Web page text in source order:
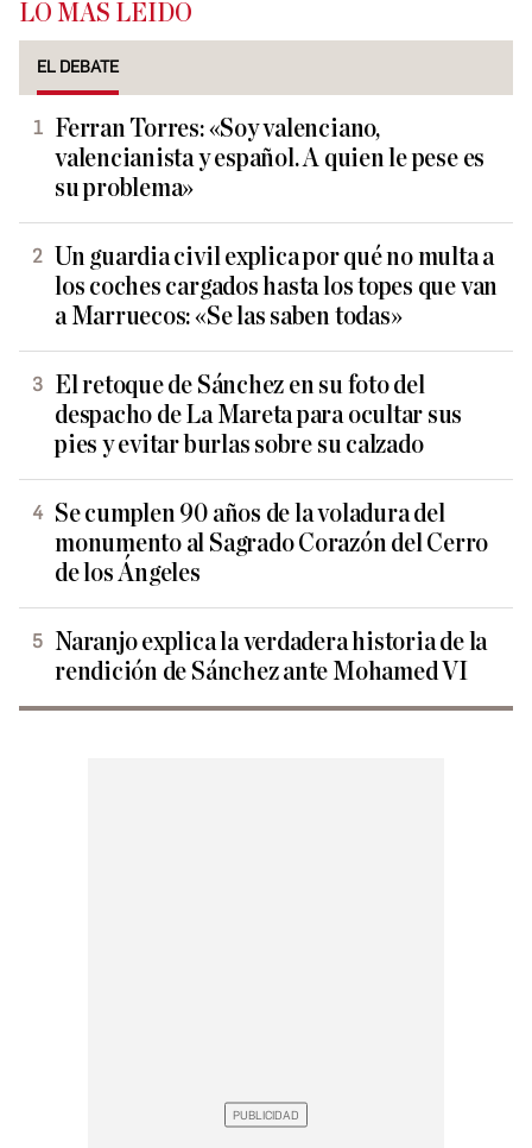
LO MÁS LEÍDO
EL DEBATE
Ferran Torres: «Soy valenciano,
valencianista y español. A quien le pese es
su problema»
Un guardia civil explica por qué no multa a
los coches cargados hasta los topes que van
a Marruecos: «Se las saben todas»
El retoque de Sánchez en su foto del
despacho de La Mareta para ocultar sus
pies y evitar burlas sobre su calzado
Se cumplen 90 años de la voladura del
monumento al Sagrado Corazón del Cerro
de los Ángeles
Naranjo explica la verdadera historia de la
rendición de Sánchez ante Mohamed VI